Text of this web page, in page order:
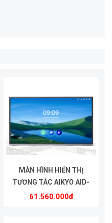
MÀN HÌNH HIỂN THỊ
TƯƠNG TÁC AIKYO AID-
UHD75A
61.560.000đ